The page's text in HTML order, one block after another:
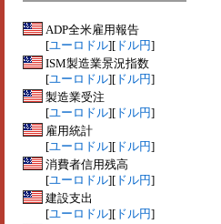
ADP全米雇用報告
[ユーロドル][ ドル円]
ISM製造業景況指数
[ユーロドル][ ドル円]
製造業受注
[ユーロドル][ ドル円]
雇用統計
[ユーロドル][ ドル円]
消費者信用残高
[ユーロドル][ ドル円]
建設支出
[ユーロドル][ ドル円]